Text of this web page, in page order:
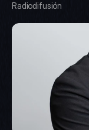
Radiodifusión